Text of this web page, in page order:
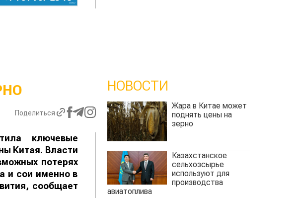
Поделиться
ключевые
Китая. Власти
потерях
и сои именно в
сообщает
НОВОСТИ
Жара в Китае может
поднять цены на
зерно
Казахстанское
сельхозсырье
используют для
производства
авиатоплива